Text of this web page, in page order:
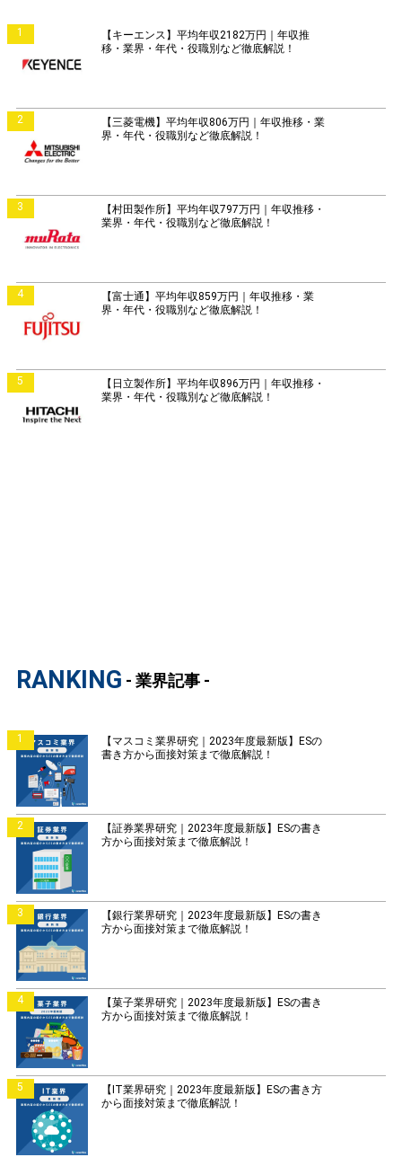
1
【キーエンス】平均年収2182万円｜年収推
移・業界・年代・役職別など徹底解説！
2
【三菱電機】平均年収806万円｜年収推移・業
界・年代・役職別など徹底解説！
3
【村田製作所】平均年収797万円｜年収推移・
業界・年代・役職別など徹底解説！
4
【富士通】平均年収859万円｜年収推移・業
界・年代・役職別など徹底解説！
5
【日立製作所】平均年収896万円｜年収推移・
業界・年代・役職別など徹底解説！
RANKING - 業界記事 -
1
【マスコミ業界研究｜2023年度最新版】ESの
書き方から面接対策まで徹底解説！
2
【証券業界研究｜2023年度最新版】ESの書き
方から面接対策まで徹底解説！
3
【銀行業界研究｜2023年度最新版】ESの書き
方から面接対策まで徹底解説！
4
【菓子業界研究｜2023年度最新版】ESの書き
方から面接対策まで徹底解説！
5
【IT業界研究｜2023年度最新版】ESの書き方
から面接対策まで徹底解説！